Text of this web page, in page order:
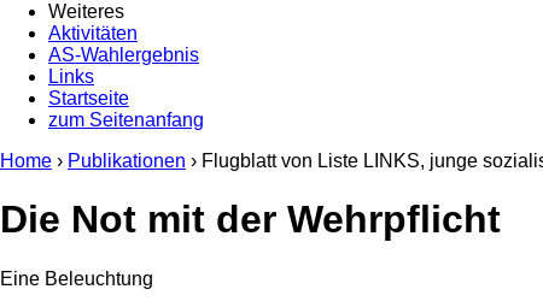
Weiteres
Aktivitäten
AS-Wahlergebnis
Links
Startseite
zum Seitenanfang
Home › Publikationen › Flugblatt von Liste LINKS, junge
Die Not mit der Wehrpflicht
Eine Beleuchtung